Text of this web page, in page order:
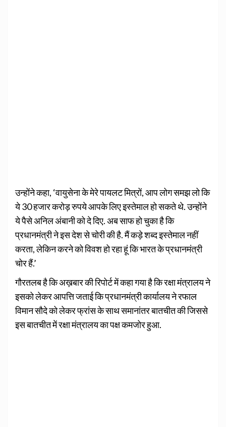
उन्होंने कहा, ‘वायुसेना के मेरे पायलट मित्रों, आप लोग समझ लो कि
ये 30 हजार करोड़ रुपये आपके लिए इस्तेमाल हो सकते थे. उन्होंने
ये पैसे अनिल अंबानी को दे दिए. अब साफ हो चुका है कि
प्रधानमंत्री ने इस देश से चोरी की है. मैं कड़े शब्द इस्तेमाल नहीं
करता, लेकिन करने को विवश हो रहा हूं कि भारत के प्रधानमंत्री
चोर हैं.’
गौरतलब है कि अख़बार की रिपोर्ट में कहा गया है कि रक्षा मंत्रालय ने
इसको लेकर आपत्ति जताई कि प्रधानमंत्री कार्यालय ने रफाल
विमान सौदे को लेकर फ्रांस के साथ समानांतर बातचीत की जिससे
इस बातचीत में रक्षा मंत्रालय का पक्ष कमजोर हुआ.